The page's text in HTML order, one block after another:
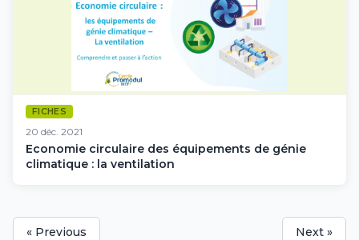
FICHES
20 déc. 2021
Economie circulaire des équipements de génie
climatique : la ventilation
« Previous Next »